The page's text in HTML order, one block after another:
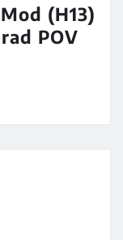
(H13)
POV